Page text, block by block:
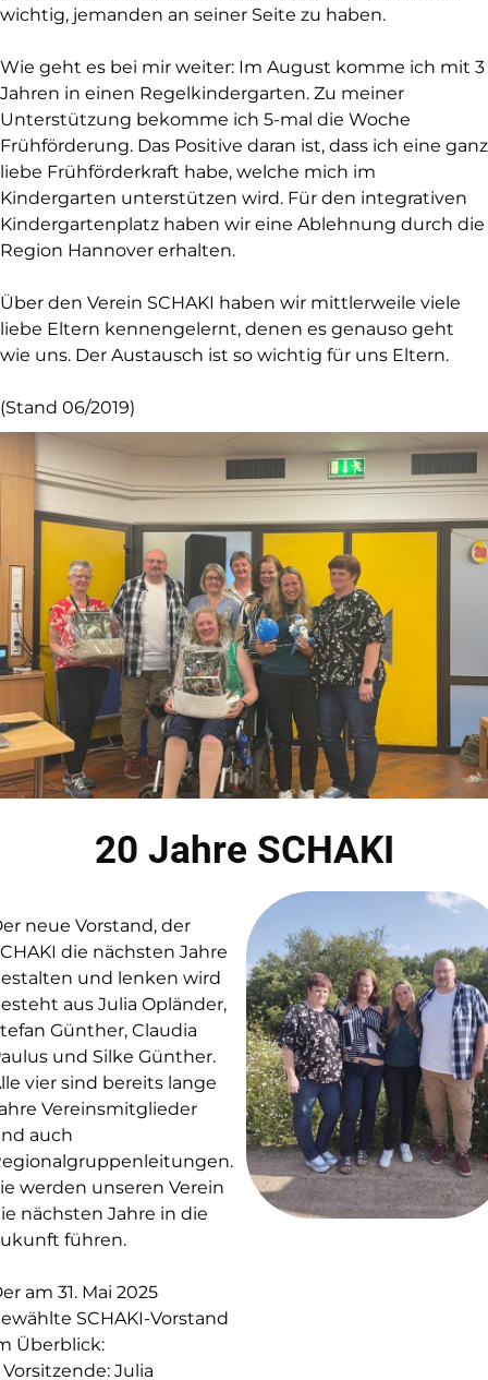
wichtig, jemanden an seiner Seite zu haben.
Wie geht es bei mir weiter: Im August komme ich mit 3
Jahren in einen Regelkindergarten. Zu meiner
Unterstützung bekomme ich 5-mal die Woche
Frühförderung. Das Positive daran ist, dass ich eine ganz
liebe Frühförderkraft habe, welche mich im
Kindergarten unterstützen wird. Für den integrativen
Kindergartenplatz haben wir eine Ablehnung durch die
Region Hannover erhalten.
Über den Verein SCHAKI haben wir mittlerweile viele
liebe Eltern kennengelernt, denen es genauso geht
wie uns. Der Austausch ist so wichtig für uns Eltern.
(Stand 06/2019)
20 Jahre SCHAKI
neue Vorstand, der
die nächsten Jahre
und lenken wird
aus Julia Opländer,
Günther, Claudia
und Silke Günther.
vier sind bereits lange
Vereinsmitglieder
auch
werden unseren Verein
nächsten Jahre in die
führen.
am 31. Mai 2025
SCHAKI-Vorstand
Überblick:
Vorsitzende: Julia